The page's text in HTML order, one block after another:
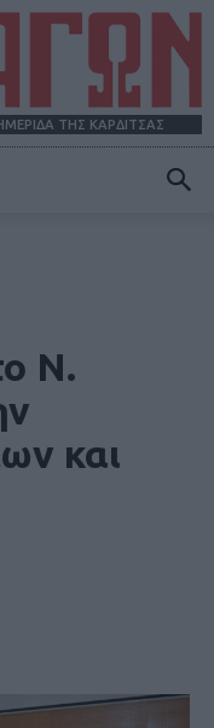
ΤΗΣ ΚΑΡΔΙΤΣΑΣ
Ν.
και